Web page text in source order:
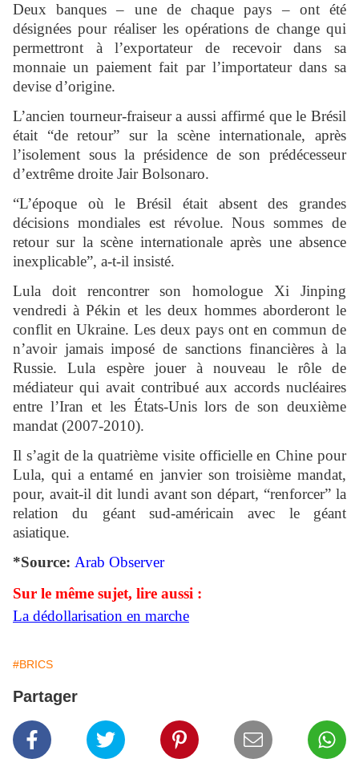
Deux banques – une de chaque pays – ont été
désignées pour réaliser les opérations de change qui
permettront à l’exportateur de recevoir dans sa
monnaie un paiement fait par l’importateur dans sa
devise d’origine.
L’ancien tourneur-fraiseur a aussi affirmé que le Brésil
était “de retour” sur la scène internationale, après
l’isolement sous la présidence de son prédécesseur
d’extrême droite Jair Bolsonaro.
“L’époque où le Brésil était absent des grandes
décisions mondiales est révolue. Nous sommes de
retour sur la scène internationale après une absence
inexplicable”, a-t-il insisté.
Lula doit rencontrer son homologue Xi Jinping
vendredi à Pékin et les deux hommes aborderont le
conflit en Ukraine. Les deux pays ont en commun de
n’avoir jamais imposé de sanctions financières à la
Russie. Lula espère jouer à nouveau le rôle de
médiateur qui avait contribué aux accords nucléaires
entre l’Iran et les États-Unis lors de son deuxième
mandat (2007-2010).
Il s’agit de la quatrième visite officielle en Chine pour
Lula, qui a entamé en janvier son troisième mandat,
pour, avait-il dit lundi avant son départ, “renforcer” la
relation du géant sud-américain avec le géant
asiatique.
*Source: Arab Observer
Sur le même sujet, lire aussi :
La dédollarisation en marche
#BRICS
Partager